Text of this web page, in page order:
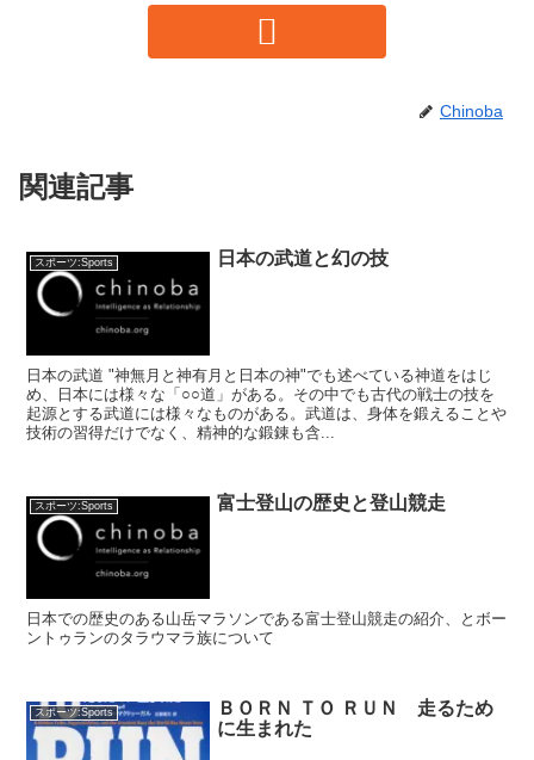
Chinoba
関連記事
スポーツ:Sports 日本の武道と幻の技
日本の武道 "神無月と神有月と日本の神"でも述べている神道をはじ
め、日本には様々な「○○道」がある。その中でも古代の戦士の技を
起源とする武道には様々なものがある。武道は、身体を鍛えることや
技術の習得だけでなく、精神的な鍛錬も含...
スポーツ:Sports 富士登山の歴史と登山競走
日本での歴史のある山岳マラソンである富士登山競走の紹介、とボー
ントゥランのタラウマラ族について
スポーツ:Sports
ＢＯＲＮ ＴＯ ＲＵＮ 走るため
に生まれた